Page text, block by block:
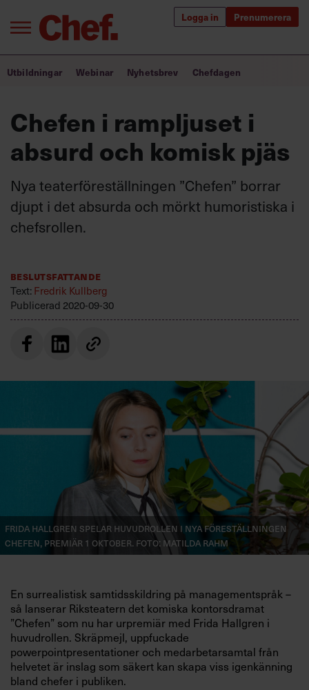
Logga in Prenumerera
Logga in
Prenumerera
Om oss
Kontakta oss
Kundservice
Villkor och policy för
personuppgiftsbehandling
Bra ledare förändrar världen
Utbildning för ledare
Chefakademin+
Populära utbildningar
Utbildningar Webinar Nyhetsbrev Chefdagen
Chefen i rampljuset i
absurd och komisk pjäs
Nya teaterföreställningen ”Chefen” borrar
djupt i det absurda och mörkt humoristiska i
chefsrollen.
Beslutsfattande
Text:Fredrik Kullberg
Publicerad 2020-09-30
Frida Hallgren spelar huvudrollen i nya föreställningen
Chefen, premiär 1 oktober. Foto: Matilda Rahm
En surrealistisk samtidsskildring på managementspråk –
så lanserar Riksteatern det komiska kontorsdramat
”Chefen” som nu har urpremiär med Frida Hallgren i
huvudrollen. Skräpmejl, uppfuckade
powerpointpresentationer och medarbetarsamtal från
helvetet är inslag som säkert kan skapa viss igenkänning
bland chefer i publiken.